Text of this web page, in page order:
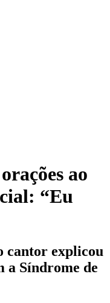
ao
“Eu
cantor explicou
a Síndrome de